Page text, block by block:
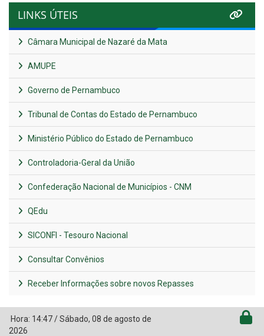
LINKS ÚTEIS
Câmara Municipal de Nazaré da Mata
AMUPE
Governo de Pernambuco
Tribunal de Contas do Estado de Pernambuco
Ministério Público do Estado de Pernambuco
Controladoria-Geral da União
Confederação Nacional de Municípios - CNM
QEdu
SICONFI - Tesouro Nacional
Consultar Convênios
Receber Informações sobre novos Repasses
Hora: 14:47/Sábado, 08 de agosto de
2026